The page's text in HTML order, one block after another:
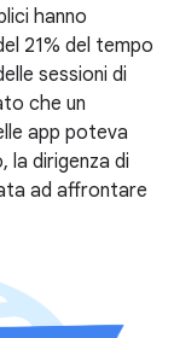
hanno
21% del tempo
sessioni di
che un
app poteva
la dirigenza di
ad affrontare